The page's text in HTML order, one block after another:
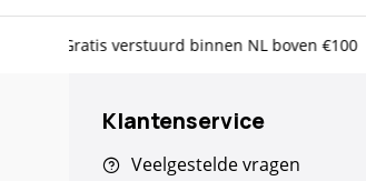
Meer dan 20 jaar Telecom ervaring
Klantenservice
Veelgestelde vragen